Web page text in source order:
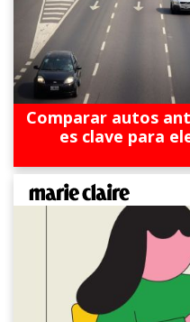
Comparar autos
es clave para